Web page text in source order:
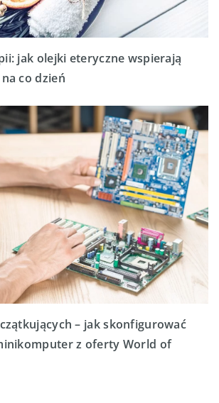
jak olejki eteryczne wspierają
co dzień
– jak skonfigurować
z oferty World of